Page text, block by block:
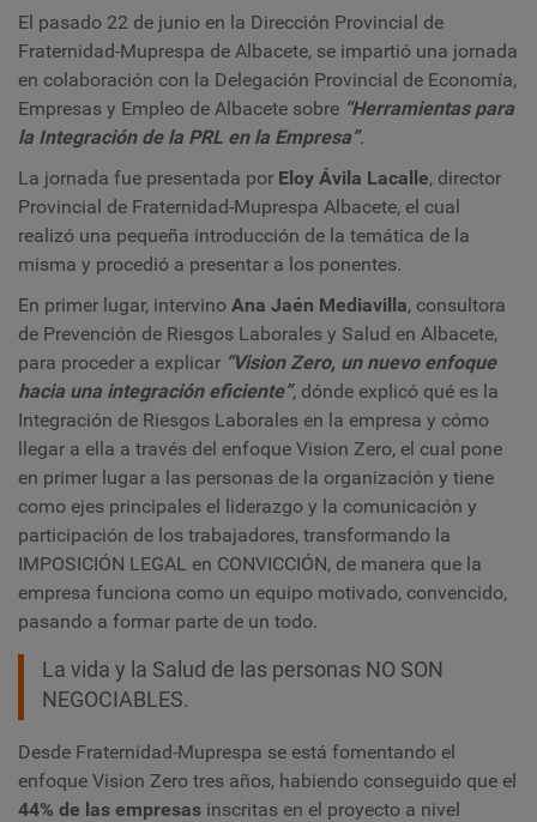
El pasado 22 de junio en la Dirección Provincial de
Fraternidad-Muprespa de Albacete, se impartió una jornada
en colaboración con la Delegación Provincial de Economía,
Empresas y Empleo de Albacete sobre “Herramientas para
la Integración de la PRL en la Empresa”.
La jornada fue presentada por Eloy Ávila Lacalle, director
Provincial de Fraternidad-Muprespa Albacete, el cual
realizó una pequeña introducción de la temática de la
misma y procedió a presentar a los ponentes.
En primer lugar, intervino Ana Jaén Mediavilla, consultora
de Prevención de Riesgos Laborales y Salud en Albacete,
para proceder a explicar “Vision Zero, un nuevo enfoque
hacia una integración eficiente”, dónde explicó qué es la
Integración de Riesgos Laborales en la empresa y cómo
llegar a ella a través del enfoque Vision Zero, el cual pone
en primer lugar a las personas de la organización y tiene
como ejes principales el liderazgo y la comunicación y
participación de los trabajadores, transformando la
IMPOSICIÓN LEGAL en CONVICCIÓN, de manera que la
empresa funciona como un equipo motivado, convencido,
pasando a formar parte de un todo.
La vida y la Salud de las personas NO SON
NEGOCIABLES.
Desde Fraternidad-Muprespa se está fomentando el
enfoque Vision Zero tres años, habiendo conseguido que el
44% de las empresas inscritas en el proyecto a nivel